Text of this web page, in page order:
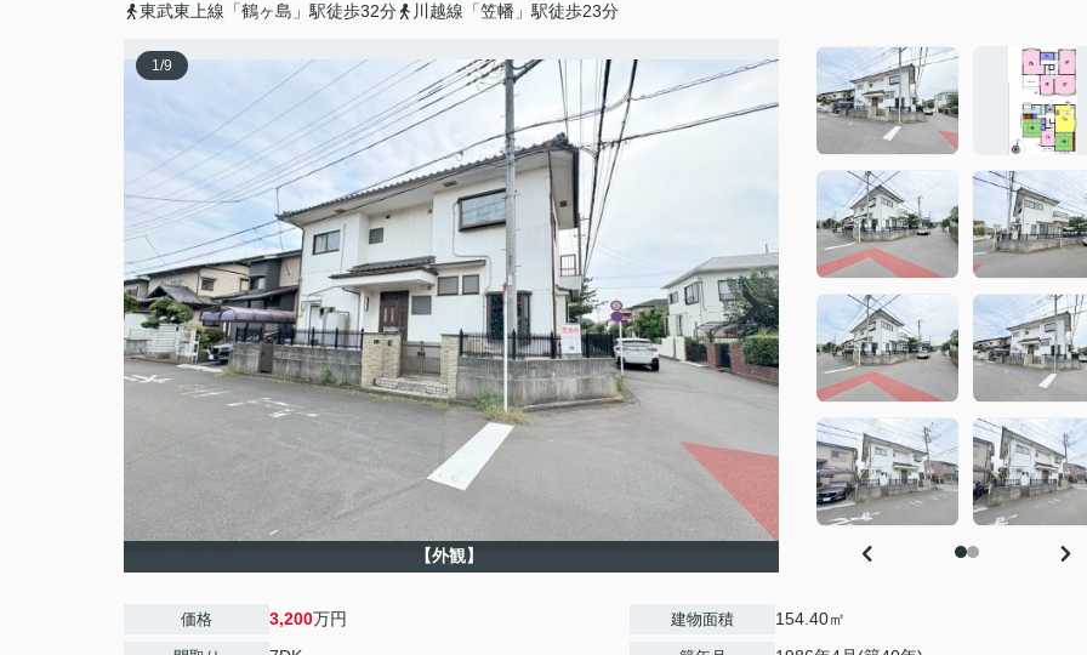
東武東上線「鶴ヶ島」駅徒歩32分
川越線「笠幡」駅徒歩23分
1/9
【外観】
価格 3,200万円 建物面積 154.40㎡